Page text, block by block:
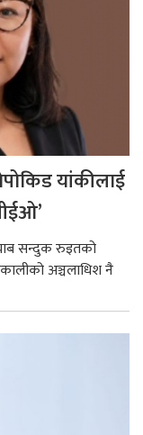
यांकीलाई
सन्दुक रुइतको
अञ्चलाधिश नै